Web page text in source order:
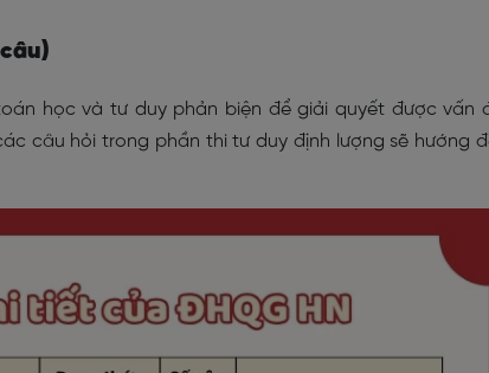
học và tư duy phản biện để giải quyết được vấn
câu hỏi trong phần thi tư duy định lượng sẽ hướng